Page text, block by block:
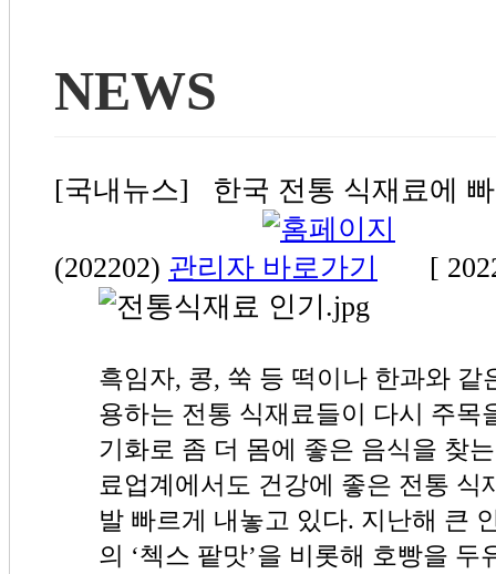
NEWS
[국내뉴스] 한국 전통 식재료에
(202202) 관리자 [
흑임자, 콩, 쑥 등 떡이나 한과와 같
용하는 전통 식재료들이 다시 주목
기화로 좀 더 몸에 좋은 음식을 찾
료업계에서도 건강에 좋은 전통 식
발 빠르게 내놓고 있다. 지난해 큰
의 ‘첵스 팥맛’을 비롯해 호빵을 두